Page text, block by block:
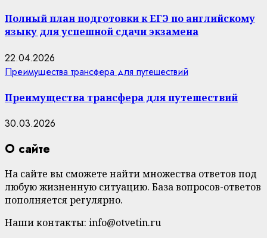
Полный план подготовки к ЕГЭ по английскому
языку для успешной сдачи экзамена
22.04.2026
Преимущества трансфера для путешествий
Преимущества трансфера для путешествий
30.03.2026
О сайте
На сайте вы сможете найти множества ответов под
любую жизненную ситуацию. База вопросов-ответов
пополняется регулярно.
Наши контакты: info@otvetin.ru